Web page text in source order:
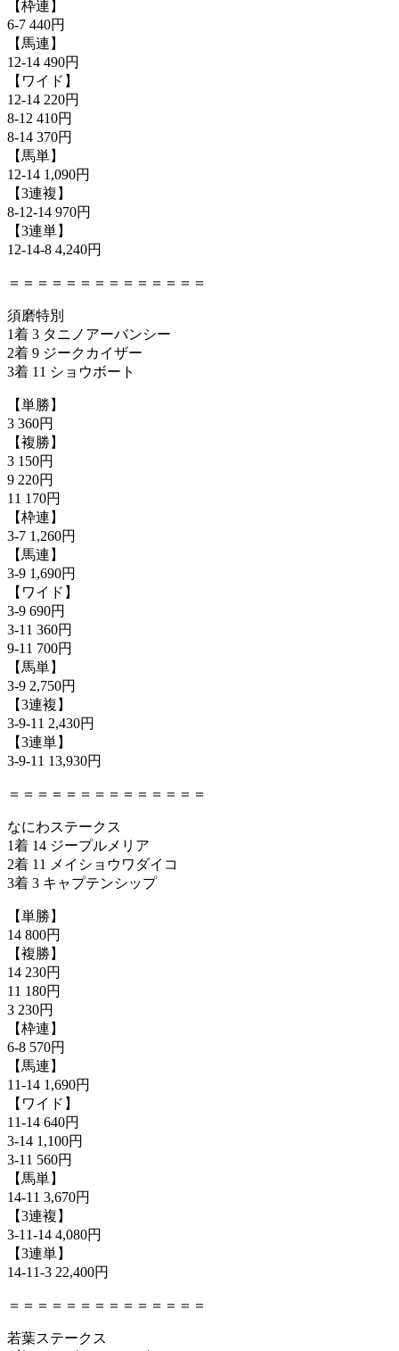
【枠連】
6-7 440円
【馬連】
12-14 490円
【ワイド】
12-14 220円
8-12 410円
8-14 370円
【馬単】
12-14 1,090円
【3連複】
8-12-14 970円
【3連単】
12-14-8 4,240円
＝＝＝＝＝＝＝＝＝＝＝＝＝＝
須磨特別
1着 3 タニノアーバンシー
2着 9 ジークカイザー
3着 11 ショウボート
【単勝】
3 360円
【複勝】
3 150円
9 220円
11 170円
【枠連】
3-7 1,260円
【馬連】
3-9 1,690円
【ワイド】
3-9 690円
3-11 360円
9-11 700円
【馬単】
3-9 2,750円
【3連複】
3-9-11 2,430円
【3連単】
3-9-11 13,930円
＝＝＝＝＝＝＝＝＝＝＝＝＝＝
なにわステークス
1着 14 ジープルメリア
2着 11 メイショウワダイコ
3着 3 キャプテンシップ
【単勝】
14 800円
【複勝】
14 230円
11 180円
3 230円
【枠連】
6-8 570円
【馬連】
11-14 1,690円
【ワイド】
11-14 640円
3-14 1,100円
3-11 560円
【馬単】
14-11 3,670円
【3連複】
3-11-14 4,080円
【3連単】
14-11-3 22,400円
＝＝＝＝＝＝＝＝＝＝＝＝＝＝
若葉ステークス